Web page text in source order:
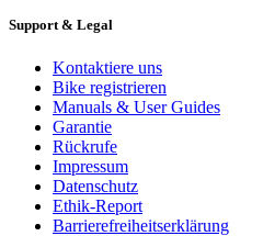
Support & Legal
Kontaktiere uns
Bike registrieren
Manuals & User Guides
Garantie
Rückrufe
Impressum
Datenschutz
Ethik-Report
Barrierefreiheitserklärung